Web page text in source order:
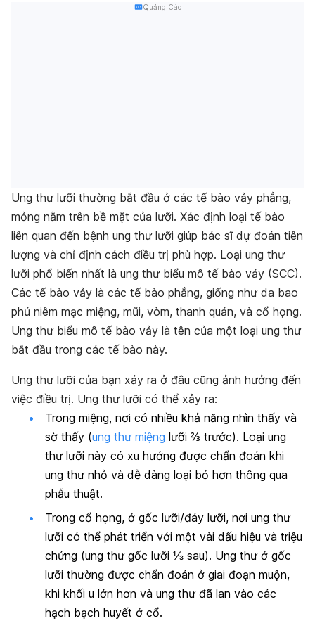
Quảng Cáo
Ung thư lưỡi thường bắt đầu ở các tế bào vảy phẳng,
mỏng nằm trên bề mặt của lưỡi. Xác định loại tế bào
liên quan đến bệnh ung thư lưỡi giúp bác sĩ dự đoán tiên
lượng và chỉ định cách điều trị phù hợp. Loại ung thư
lưỡi phổ biến nhất là ung thư biểu mô tế bào vảy (SCC).
Các tế bào vảy là các tế bào phẳng, giống như da bao
phủ niêm mạc miệng, mũi, vòm, thanh quản, và cổ họng.
Ung thư biểu mô tế bào vảy là tên của một loại ung thư
bắt đầu trong các tế bào này.
Ung thư lưỡi của bạn xảy ra ở đâu cũng ảnh hưởng đến
việc điều trị. Ung thư lưỡi có thể xảy ra:
Trong miệng, nơi có nhiều khả năng nhìn thấy và
sờ thấy (ung thư miệng lưỡi ⅔ trước). Loại ung
thư lưỡi này có xu hướng được chẩn đoán khi
ung thư nhỏ và dễ dàng loại bỏ hơn thông qua
phẫu thuật.
Trong cổ họng, ở gốc lưỡi/đáy lưỡi, nơi ung thư
lưỡi có thể phát triển với một vài dấu hiệu và triệu
chứng (ung thư gốc lưỡi ⅓ sau). Ung thư ở gốc
lưỡi thường được chẩn đoán ở giai đoạn muộn,
khi khối u lớn hơn và ung thư đã lan vào các
hạch bạch huyết ở cổ.